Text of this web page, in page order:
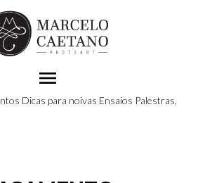
menu
Dicas para noivas Ensaios Palestras,